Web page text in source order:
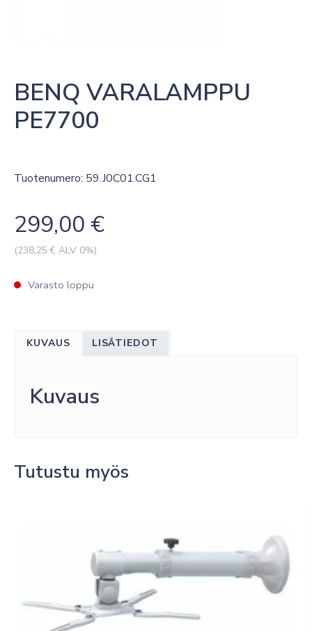
BENQ VARALAMPPU
PE7700
Tuotenumero: 59.J0C01.CG1
299,00 €
(238,25 € ALV 0%)
Varasto loppu
KUVAUS LISÄTIEDOT
Kuvaus
Tutustu myös